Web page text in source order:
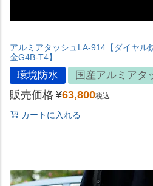
アルミアタッシュLA-914【ダイヤル
金G4B-T4】
環境防水 国産アルミアタ
販売価格 ¥63,800税込
カートに入れる